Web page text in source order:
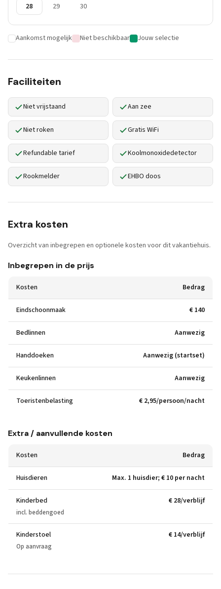
28 29 30
Aankomst mogelijk Niet beschikbaar Jouw selectie
Faciliteiten
Niet vrijstaand Aan zee
Niet roken Gratis WiFi
Refundable tarief Koolmonoxidedetector
Rookmelder EHBO doos
Extra kosten
Overzicht van inbegrepen en optionele kosten voor dit vakantiehuis.
Inbegrepen in de prijs
Kosten Bedrag
Eindschoonmaak € 140
Bedlinnen Aanwezig
Handdoeken Aanwezig (startset)
Keukenlinnen Aanwezig
Toeristenbelasting € 2,95/persoon/nacht
Extra / aanvullende kosten
Kosten Bedrag
Huisdieren Max. 1 huisdier; € 10 per nacht
Kinderbed
incl. beddengoed
€ 28/verblijf
Kinderstoel
Op aanvraag
€ 14/verblijf